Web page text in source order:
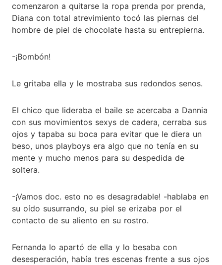
comenzaron a quitarse la ropa prenda por prenda,
Diana con total atrevimiento tocó las piernas del
hombre de piel de chocolate hasta su entrepierna.
-¡Bombón!
Le gritaba ella y le mostraba sus redondos senos.
El chico que lideraba el baile se acercaba a Dannia
con sus movimientos sexys de cadera, cerraba sus
ojos y tapaba su boca para evitar que le diera un
beso, unos playboys era algo que no tenía en su
mente y mucho menos para su despedida de
soltera.
-¡Vamos doc. esto no es desagradable! -hablaba en
su oído susurrando, su piel se erizaba por el
contacto de su aliento en su rostro.
Fernanda lo apartó de ella y lo besaba con
desesperación, había tres escenas frente a sus ojos